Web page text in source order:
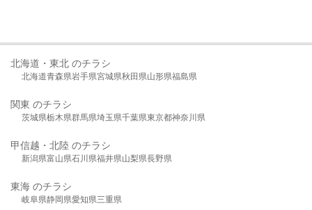
北海道・東北 のチラシ
北海道青森県岩手県宮城県秋田県山形県福島県
関東 のチラシ
茨城県栃木県群馬県埼玉県千葉県東京都神奈川県
甲信越・北陸 のチラシ
新潟県富山県石川県福井県山梨県長野県
東海 のチラシ
岐阜県静岡県愛知県三重県